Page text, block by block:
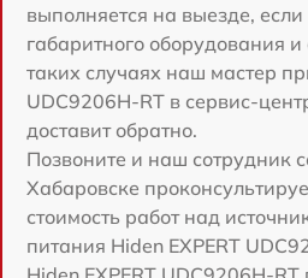
выполняется на выезде, если
габаритного оборудования
таких случаях наш мастер
UDC9206H-RT в сервис-
доставит обратно.
Позвоните и наш сотрудник
Хабаровске
стоимость работ над
питания Hiden EXPERT